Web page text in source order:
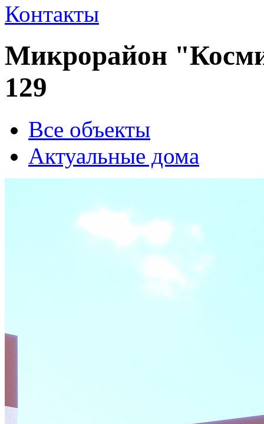
Контакты
Микрорайон
129
Все объекты
Актуальные дома